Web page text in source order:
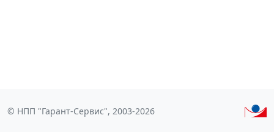
© НПП "Гарант-Сервис", 2003-2026